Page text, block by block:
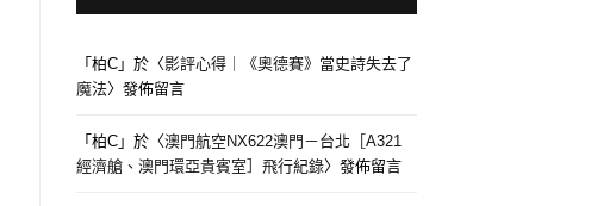
「柏C 」於〈影評心得｜《奧德賽》當史詩失去了
魔法〉發佈留言
「柏C 」於〈澳門航空NX622澳門－台北［A321
經濟艙、澳門環亞貴賓室］飛行紀錄〉發佈留言